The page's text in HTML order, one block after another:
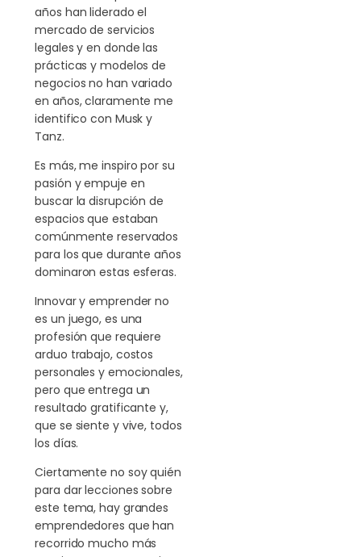
años han liderado el
mercado de servicios
legales y en donde las
prácticas y modelos de
negocios no han variado
en años, claramente me
identifico con Musk y
Tanz.
Es más, me inspiro por su
pasión y empuje en
buscar la disrupción de
espacios que estaban
comúnmente reservados
para los que durante años
dominaron estas esferas.
Innovar y emprender no
es un juego, es una
profesión que requiere
arduo trabajo, costos
personales y emocionales,
pero que entrega un
resultado gratificante y,
que se siente y vive, todos
los días.
Ciertamente no soy quién
para dar lecciones sobre
este tema, hay grandes
emprendedores que han
recorrido mucho más